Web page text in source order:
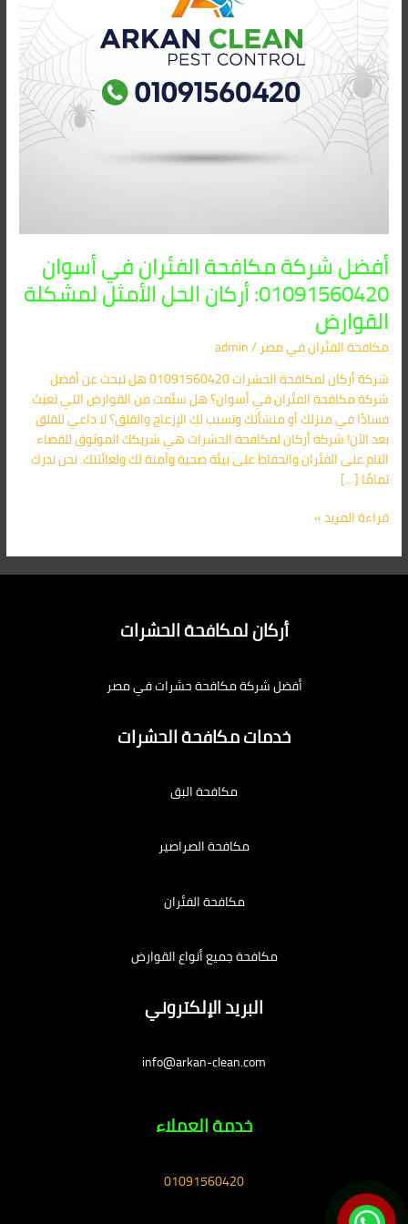
أفضل شركة مكافحة الفئران في أسوان
01091560420: أركان الحل الأمثل لمشكلة
القوارض
مكافحة الفئران​ في مصر/
admin
شركة أركان لمكافحة الحشرات 01091560420 هل تبحث عن أفضل
شركة مكافحة الفئران في أسوان؟ هل سئمت من القوارض التي تعيث
فسادًا في منزلك أو منشأتك وتسبب لك الإزعاج والقلق؟ لا داعي للقلق
بعد الآن! شركة أركان لمكافحة الحشرات هي شريكك الموثوق للقضاء
التام على الفئران والحفاظ على بيئة صحية وآمنة لك ولعائلتك. نحن ندرك
تمامًا […]
أركان
الحل
الأمثل
لمشكلة
القوارض
قراءة المزيد »
أركان لمكافحة الحشرات
أفضل شركة مكافحة حشرات في مصر
خدمات مكافحة الحشرات
مكافحة البق
مكافحة الصراصير
مكافحة الفئران
مكافحة جميع أنواع القوارض
البريد الإلكتروني
info@arkan-clean.com
خدمة العملاء
01091560420